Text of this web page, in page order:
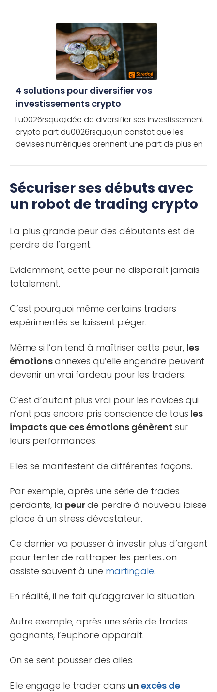
4 solutions pour diversifier vos
investissements crypto
Lu0026rsquo;idée de diversifier ses investissement
crypto part du0026rsquo;un constat que les
devises numériques prennent une part de plus en
Sécuriser ses débuts avec
un robot de trading crypto
La plus grande peur des débutants est de
perdre de l’argent.
Evidemment, cette peur ne disparaît jamais
totalement.
C’est pourquoi même certains traders
expérimentés se laissent piéger.
Même si l’on tend à maîtriser cette peur, les
émotionsannexes qu’elle engendre peuvent
devenir un vrai fardeau pour les traders.
C’est d’autant plus vrai pour les novices qui
n’ont pas encore pris conscience de tous les
impacts que ces émotions génèrent sur
leurs performances.
Elles se manifestent de différentes façons.
Par exemple, après une série de trades
perdants, la peurde perdre à nouveau laisse
place à un stress dévastateur.
Ce dernier va pousser à investir plus d’argent
pour tenter de rattraper les pertes…on
assiste souvent à une martingale.
En réalité, il ne fait qu’aggraver la situation.
Autre exemple, après une série de trades
gagnants, l’euphorie apparaît.
On se sent pousser des ailes.
Elle engage le trader dans un excès de